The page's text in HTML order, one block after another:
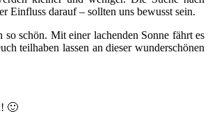
Einfluss darauf – sollten uns bewusst sein.
schön. Mit einer lachenden Sonne fährt es
teilhaben lassen an dieser wunderschönen
🙂